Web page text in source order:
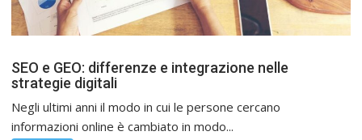
SEO e GEO: differenze e integrazione nelle
strategie digitali
Negli ultimi anni il modo in cui le persone cercano
informazioni online è cambiato in modo...